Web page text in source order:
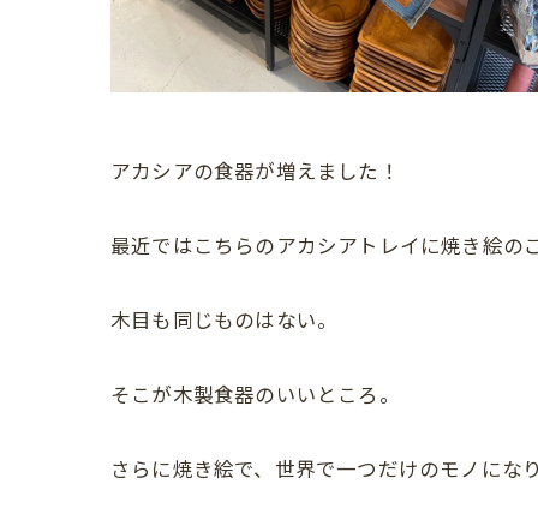
アカシアの食器が増えました！
最近ではこちらのアカシアトレイに焼き絵の
木目も同じものはない。
そこが木製食器のいいところ。
さらに焼き絵で、世界で一つだけのモノになり